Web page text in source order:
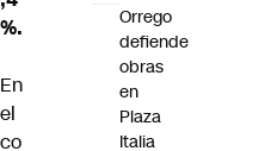
%.
En
el
co
Orrego
defiende
obras
en
Plaza
Italia